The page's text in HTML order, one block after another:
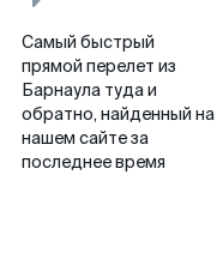
Самый быстрый
прямой перелет из
Барнаула туда и
обратно, найденный на
нашем сайте за
последнее время